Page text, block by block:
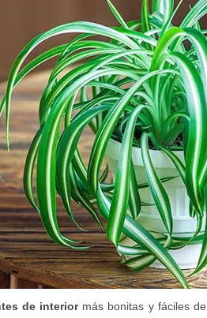
de interiormás bonitas y fáciles